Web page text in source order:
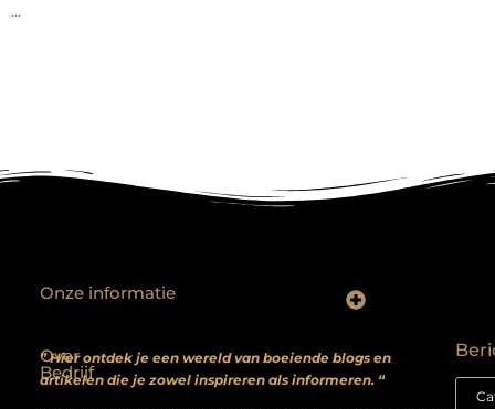
Over
Bedrijf
” Hier ontdek je een wereld van boeiende blogs en
artikelen die je zowel inspireren als informeren. “
Onze informatie